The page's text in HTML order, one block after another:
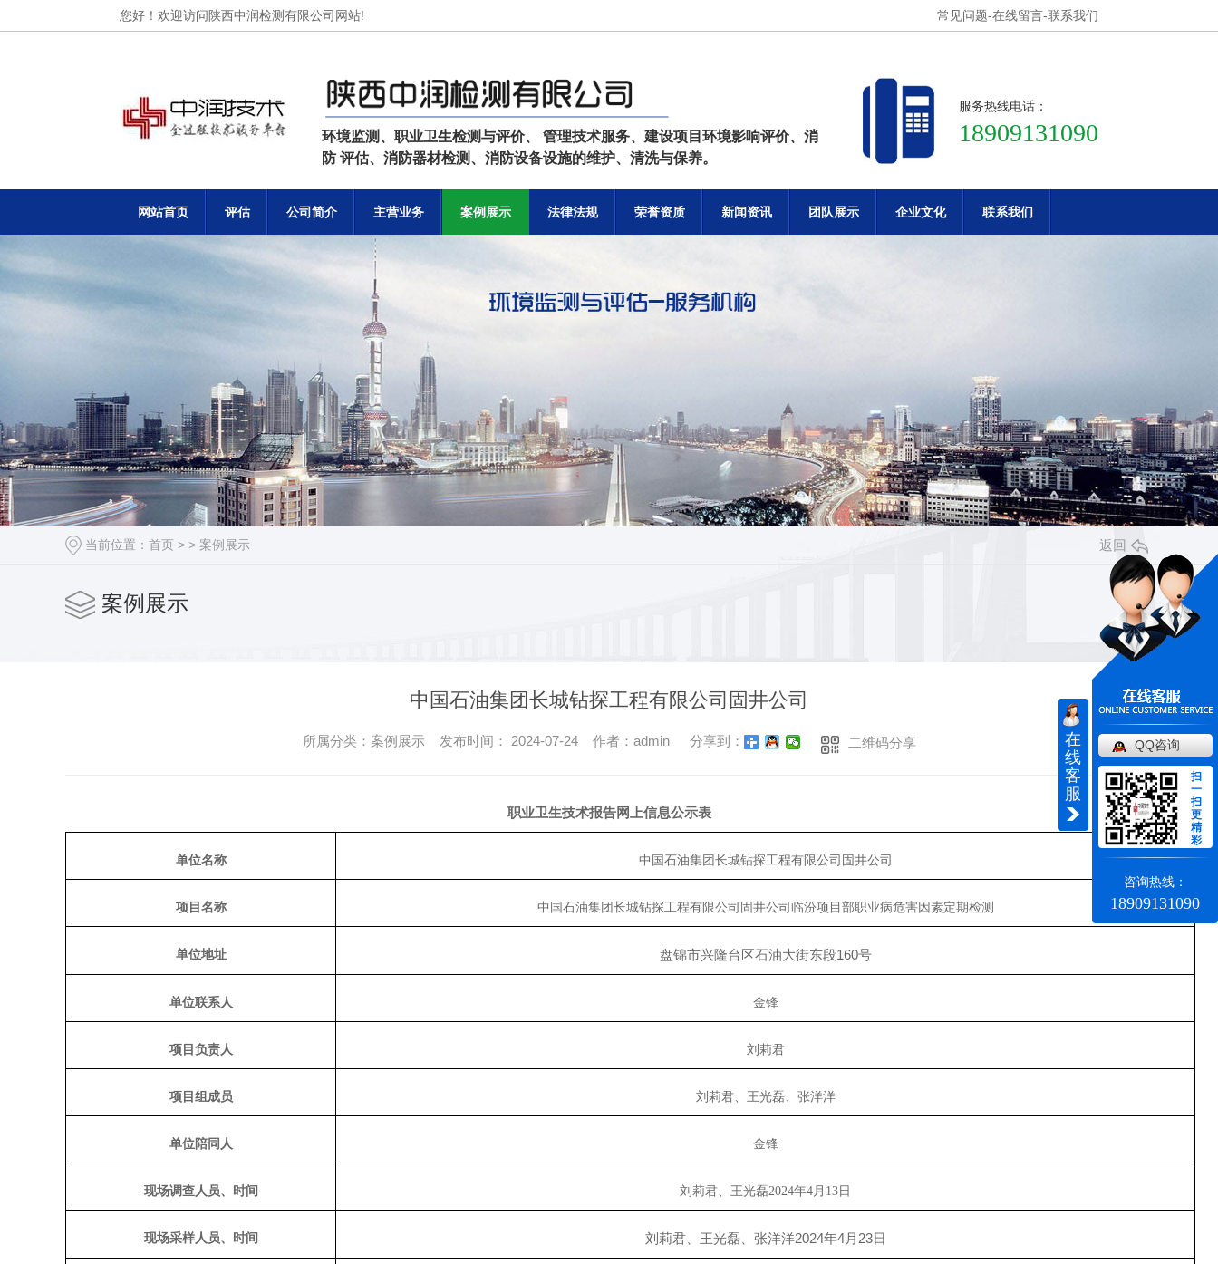
您好！欢迎访问陕西中润检测有限公司网站! 常见问题-在线留言-联系我们
环境监测、职业卫生检测与评价、 管理技术服务、建设项目环境影响评价、消
防 评估、消防器材检测、消防设备设施的维护、清洗与保养。
服务热线电话：
18909131090
网站首页 评估 公司简介 主营业务 案例展示 法律法规 荣誉资质 新闻资讯 团队展示 企业文化 联系我们
当前位置： 首页 > > 案例展示 返回
案例展示
中国石油集团长城钻探工程有限公司固井公司
所属分类：案例展示 发布时间： 2024-07-24 作者：admin 分享到： 二维码分享
职业卫生技术报告网上信息公示表
单位名称 中国石油集团长城钻探工程有限公司固井公司
项目名称 中国石油集团长城钻探工程有限公司固井公司临汾项目部职业病危害因素定期检测
单位地址 盘锦市兴隆台区石油大街东段160号
单位联系人 金锋
项目负责人 刘莉君
项目组成员 刘莉君、王光磊、张洋洋
单位陪同人 金锋
现场调查人员、时间 刘莉君、王光磊2024年4月13日
现场采样人员、时间 刘莉君、王光磊、张洋洋2024年4月23日
在
线
客
服
QQ咨询
扫
一
扫
更
精
彩
咨询热线：
18909131090